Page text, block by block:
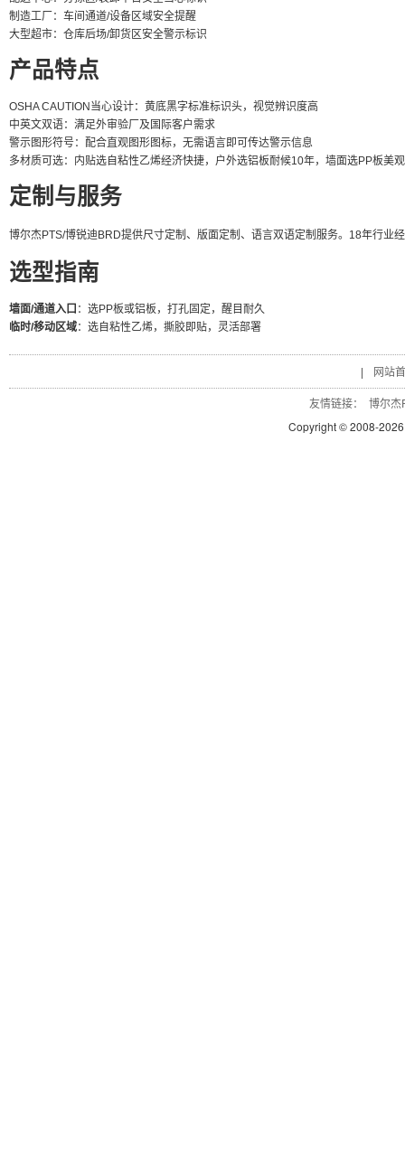
制造工厂：车间通道/设备区域安全提醒
大型超市：仓库后场/卸货区安全警示标识
产品特点
OSHA CAUTION当心设计：黄底黑字标准标识头，视觉辨识度高
中英文双语：满足外审验厂及国际客户需求
警示图形符号：配合直观图形图标，无需语言即可传达警示信息
多材质可选：内贴选自粘性乙烯经济快捷，户外选铝板耐候10年，墙面选PP板美
定制与服务
博尔杰PTS/博锐迪BRD提供尺寸定制、版面定制、语言双语定制服务。18年行
选型指南
墙面/通道入口 ：选PP板或铝板，打孔固定，醒目耐久
临时/移动区域：选自粘性乙烯，撕胶即贴，灵活部署
| 网站
友情链接：
博尔杰
Copyright © 2008-2026